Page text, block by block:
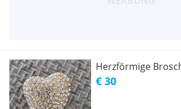
Herzförmige
€ 30